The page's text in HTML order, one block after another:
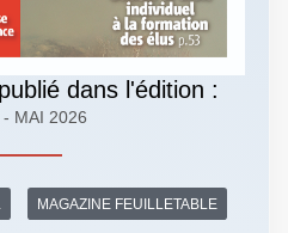
dans l'édition :
- MAI 2026
MAGAZINE FEUILLETABLE